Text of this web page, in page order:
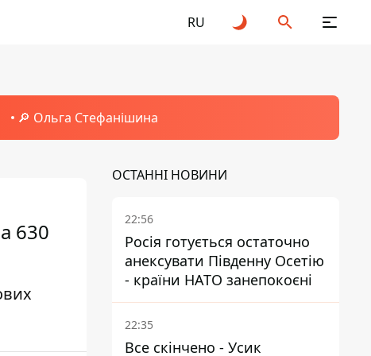
RU
🔎 Ольга Стефанішина
630
ОСТАННІ НОВИНИ
22:56
Росія готується остаточно
анексувати Південну Осетію
- країни НАТО занепокоєні
22:35
Все скінчено - Усик